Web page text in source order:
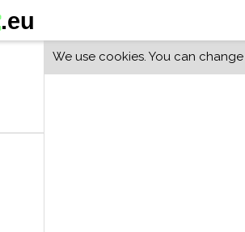
We use cookies. You can